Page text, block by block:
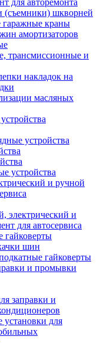
для авторемонта
(съемники) шкворней
гаражные краны
амортизаторов
трансмиссионные и
накладок на
масляных
устройства
устройства
и ручной
электрический и
для автосервиса
гайковерты
шин
гайковерты
и промывки
заправки и
установки для